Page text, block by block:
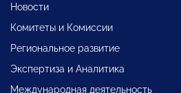
Новости
Комитеты и Комиссии
Региональное развитие
Экспертиза и Аналитика
Международная деятельность